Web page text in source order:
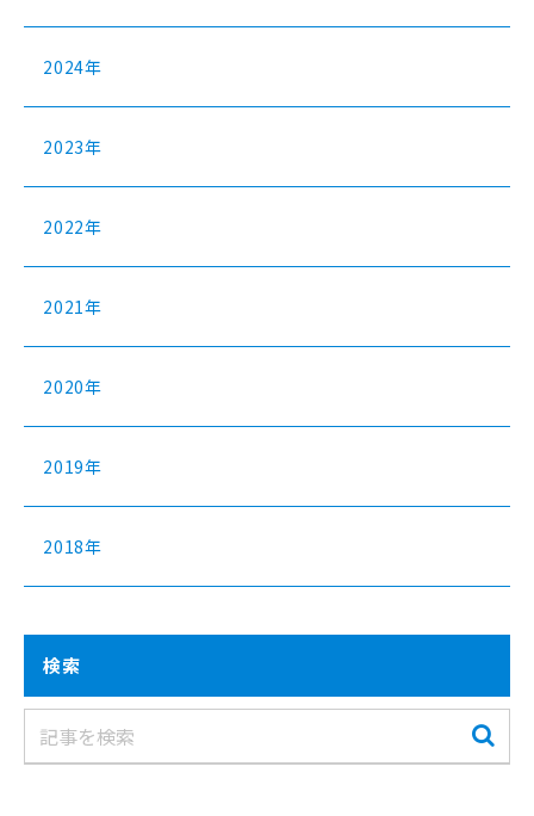
2024年
2023年
2022年
2021年
2020年
2019年
2018年
検索